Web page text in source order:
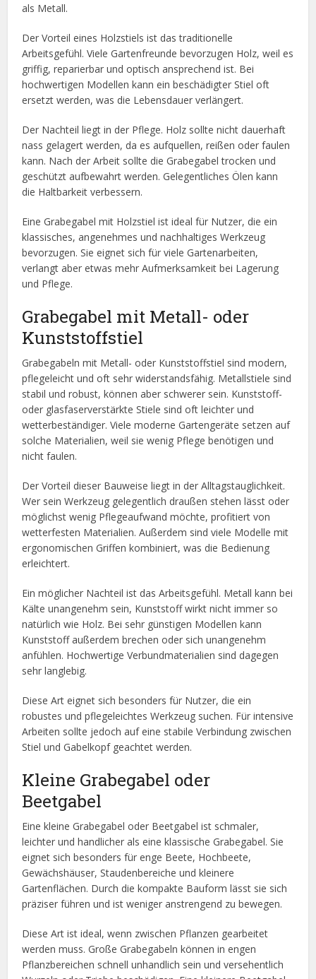
als Metall.
Der Vorteil eines Holzstiels ist das traditionelle
Arbeitsgefühl. Viele Gartenfreunde bevorzugen Holz, weil es
griffig, reparierbar und optisch ansprechend ist. Bei
hochwertigen Modellen kann ein beschädigter Stiel oft
ersetzt werden, was die Lebensdauer verlängert.
Der Nachteil liegt in der Pflege. Holz sollte nicht dauerhaft
nass gelagert werden, da es aufquellen, reißen oder faulen
kann. Nach der Arbeit sollte die Grabegabel trocken und
geschützt aufbewahrt werden. Gelegentliches Ölen kann
die Haltbarkeit verbessern.
Eine Grabegabel mit Holzstiel ist ideal für Nutzer, die ein
klassisches, angenehmes und nachhaltiges Werkzeug
bevorzugen. Sie eignet sich für viele Gartenarbeiten,
verlangt aber etwas mehr Aufmerksamkeit bei Lagerung
und Pflege.
Grabegabel mit Metall- oder
Kunststoffstiel
Grabegabeln mit Metall- oder Kunststoffstiel sind modern,
pflegeleicht und oft sehr widerstandsfähig. Metallstiele sind
stabil und robust, können aber schwerer sein. Kunststoff-
oder glasfaserverstärkte Stiele sind oft leichter und
wetterbeständiger. Viele moderne Gartengeräte setzen auf
solche Materialien, weil sie wenig Pflege benötigen und
nicht faulen.
Der Vorteil dieser Bauweise liegt in der Alltagstauglichkeit.
Wer sein Werkzeug gelegentlich draußen stehen lässt oder
möglichst wenig Pflegeaufwand möchte, profitiert von
wetterfesten Materialien. Außerdem sind viele Modelle mit
ergonomischen Griffen kombiniert, was die Bedienung
erleichtert.
Ein möglicher Nachteil ist das Arbeitsgefühl. Metall kann bei
Kälte unangenehm sein, Kunststoff wirkt nicht immer so
natürlich wie Holz. Bei sehr günstigen Modellen kann
Kunststoff außerdem brechen oder sich unangenehm
anfühlen. Hochwertige Verbundmaterialien sind dagegen
sehr langlebig.
Diese Art eignet sich besonders für Nutzer, die ein
robustes und pflegeleichtes Werkzeug suchen. Für intensive
Arbeiten sollte jedoch auf eine stabile Verbindung zwischen
Stiel und Gabelkopf geachtet werden.
Kleine Grabegabel oder
Beetgabel
Eine kleine Grabegabel oder Beetgabel ist schmaler,
leichter und handlicher als eine klassische Grabegabel. Sie
eignet sich besonders für enge Beete, Hochbeete,
Gewächshäuser, Staudenbereiche und kleinere
Gartenflächen. Durch die kompakte Bauform lässt sie sich
präziser führen und ist weniger anstrengend zu bewegen.
Diese Art ist ideal, wenn zwischen Pflanzen gearbeitet
werden muss. Große Grabegabeln können in engen
Pflanzbereichen schnell unhandlich sein und versehentlich